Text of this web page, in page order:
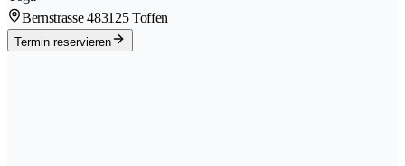
Bernstrasse 483125 Toffen
Termin reservieren